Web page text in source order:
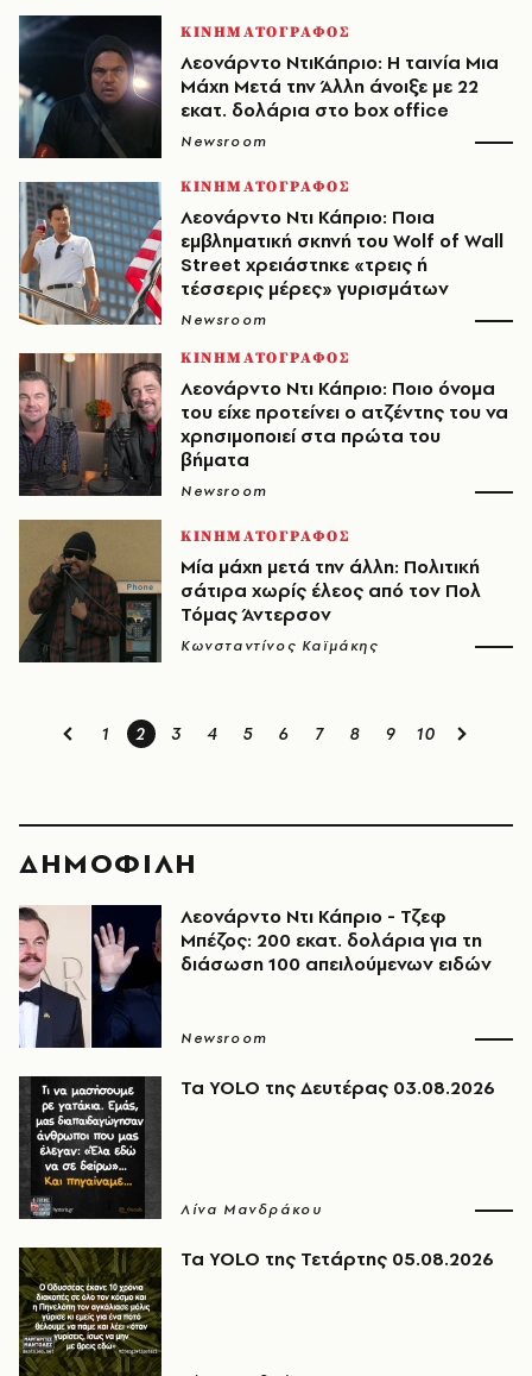
ΚΙΝΗΜΑΤΟΓΡΑΦΟΣ
Λεονάρντο ΝτιΚάπριο: Η ταινία Μια
Μάχη Μετά την Άλλη άνοιξε με 22
εκατ. δολάρια στο box office
Newsroom
ΚΙΝΗΜΑΤΟΓΡΑΦΟΣ
Λεονάρντο Ντι Κάπριο: Ποια
εμβληματική σκηνή του Wolf of Wall
Street χρειάστηκε «τρεις ή
τέσσερις μέρες» γυρισμάτων
Newsroom
ΚΙΝΗΜΑΤΟΓΡΑΦΟΣ
Λεονάρντο Ντι Κάπριο: Ποιο όνομα
του είχε προτείνει ο ατζέντης του να
χρησιμοποιεί στα πρώτα του
βήματα
Newsroom
ΚΙΝΗΜΑΤΟΓΡΑΦΟΣ
Μία μάχη μετά την άλλη: Πολιτική
σάτιρα χωρίς έλεος από τον Πολ
Τόμας Άντερσον
Κωνσταντίνος Καϊμάκης
1 2 3 4 5 6 7 8 9 10
ΔΗΜΟΦΙΛΗ
Λεονάρντο Ντι Κάπριο - Τζεφ
Μπέζος: 200 εκατ. δολάρια για τη
διάσωση 100 απειλούμενων ειδών
Newsroom
Τα YOLO της Δευτέρας 03.08.2026
Λίνα Μανδράκου
Τα YOLO της Τετάρτης 05.08.2026